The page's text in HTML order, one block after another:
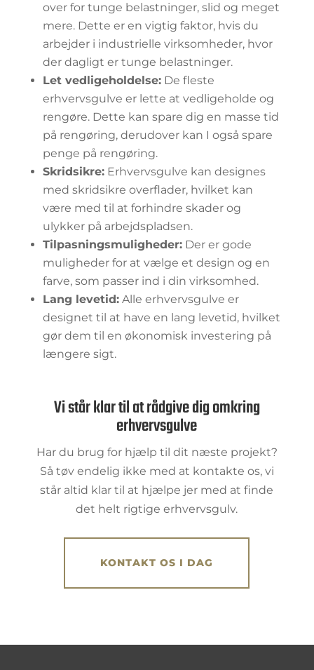
over for tunge belastninger, slid og meget
mere. Dette er en vigtig faktor, hvis du
arbejder i industrielle virksomheder, hvor
der dagligt er tunge belastninger.
Let vedligeholdelse:De fleste
erhvervsgulve er lette at vedligeholde og
rengøre. Dette kan spare dig en masse tid
på rengøring, derudover kan I også spare
penge på rengøring.
Skridsikre:Erhvervsgulve kan designes
med skridsikre overflader, hvilket kan
være med til at forhindre skader og
ulykker på arbejdspladsen.
Tilpasningsmuligheder:Der er gode
muligheder for at vælge et design og en
farve, som passer ind i din virksomhed.
Lang levetid:Alle erhvervsgulve er
designet til at have en lang levetid, hvilket
gør dem til en økonomisk investering på
længere sigt.
Vi står klar til at rådgive dig omkring
erhvervsgulve
Har du brug for hjælp til dit næste projekt?
Så tøv endelig ikke med at kontakte os, vi
står altid klar til at hjælpe jer med at finde
det helt rigtige erhvervsgulv.
KONTAKT OS I DAG